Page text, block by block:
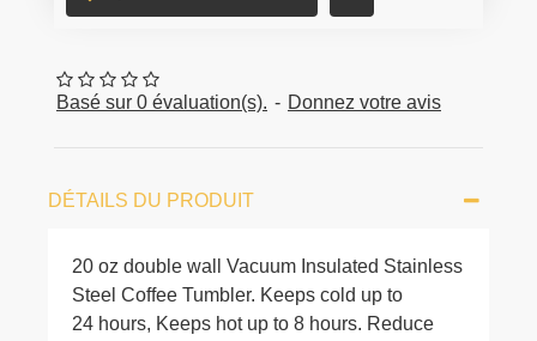
Basé sur 0 évaluation(s). - Donnez votre avis
DÉTAILS DU PRODUIT
20 oz double wall Vacuum Insulated Stainless
Steel Coffee Tumbler. Keeps cold up to
24 hours, Keeps hot up to 8 hours. Reduce